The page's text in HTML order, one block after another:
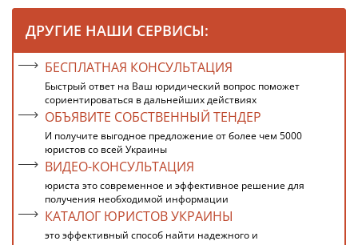
ДРУГИЕ НАШИ СЕРВИСЫ:
БЕСПЛАТНАЯ КОНСУЛЬТАЦИЯ
Быстрый ответ на Ваш юридический вопрос поможет
сориентироваться в дальнейших действиях
ОБЪЯВИТЕ СОБСТВЕННЫЙ ТЕНДЕР
И получите выгодное предложение от более чем 5000
юристов со всей Украины
ВИДЕО-КОНСУЛЬТАЦИЯ
юриста это современное и эффективное решение для
получения необходимой информации
КАТАЛОГ ЮРИСТОВ УКРАИНЫ
это эффективный способ найти надежного и